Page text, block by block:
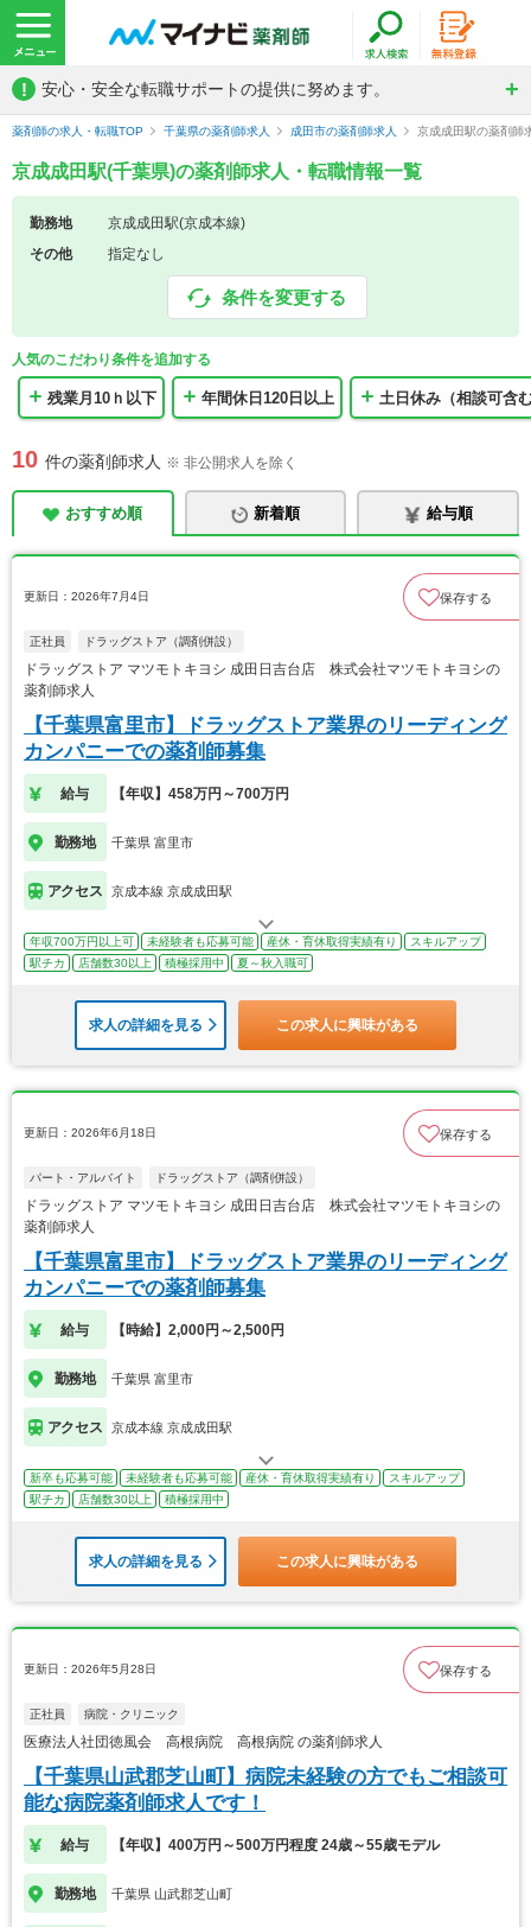
! 安心・安全な転職サポートの提供に努めます。
薬剤師の求人・転職TOP 千葉県の薬剤師求人 成田市の薬剤師求人 京成成田駅の薬剤師
京成成田駅(千葉県)の薬剤師求人・転職情報一覧
勤務地
京成成田駅(京成本線)
その他
指定なし
条件を変更する
人気のこだわり条件を追加する
残業月10ｈ以下 年間休日120日以上 土日休み（相談可含
10 件の薬剤師求人 ※ 非公開求人を除く
おすすめ順 新着順 給与順
更新日：2026年7月4日 保存する
正社員 ドラッグストア（調剤併設）
ドラッグストア マツモトキヨシ 成田日吉台店 株式会社マツモトキヨシの
薬剤師求人
【千葉県富里市】ドラッグストア業界のリーディング
カンパニーでの薬剤師募集
給与 【年収】458万円～700万円
勤務地 千葉県 富里市
アクセス 京成本線 京成成田駅
年収700万円以上可 未経験者も応募可能 産休・育休取得実績有り
スキルアップ
駅チカ
店舗数30以上 積極採用中 夏～秋入職可
求人の詳細を見る この求人に興味がある
更新日：2026年6月18日 保存する
パート・アルバイト ドラッグストア（調剤併設）
ドラッグストア マツモトキヨシ 成田日吉台店 株式会社マツモトキヨシの
薬剤師求人
【千葉県富里市】ドラッグストア業界のリーディング
カンパニーでの薬剤師募集
給与 【時給】2,000円～2,500円
勤務地 千葉県 富里市
アクセス 京成本線 京成成田駅
新卒も応募可能 未経験者も応募可能 産休・育休取得実績有り
スキルアップ
駅チカ
店舗数30以上 積極採用中
求人の詳細を見る この求人に興味がある
更新日：2026年5月28日 保存する
正社員 病院・クリニック
医療法人社団徳風会 高根病院 高根病院 の薬剤師求人
【千葉県山武郡芝山町】病院未経験の方でもご相談可
能な病院薬剤師求人です！
給与 【年収】400万円～500万円程度 24歳～55歳モデル
勤務地 千葉県 山武郡芝山町